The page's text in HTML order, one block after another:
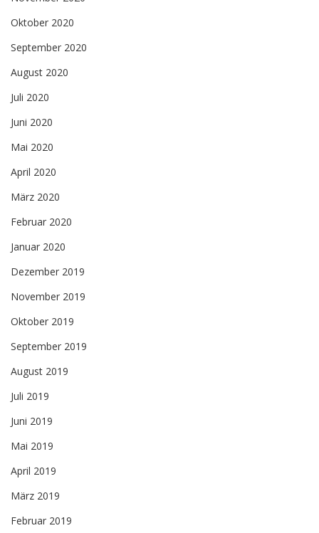
Oktober 2020
September 2020
August 2020
Juli 2020
Juni 2020
Mai 2020
April 2020
März 2020
Februar 2020
Januar 2020
Dezember 2019
November 2019
Oktober 2019
September 2019
August 2019
Juli 2019
Juni 2019
Mai 2019
April 2019
März 2019
Februar 2019